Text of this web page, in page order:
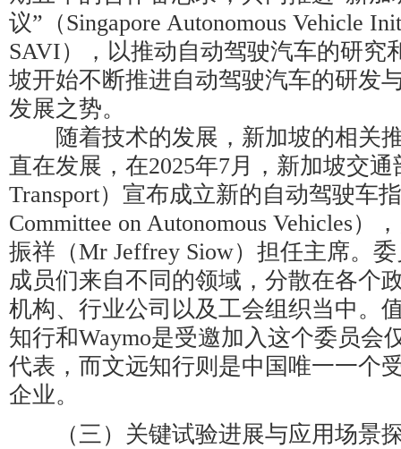
议”（Singapore Autonomous Vehicle
SAVI），以推动自动驾驶汽车的研究
坡开始不断推进自动驾驶汽车的研发
发展之势。
随着技术的发展，新加坡的相关
直在发展，在2025年7月，新加坡交
Transport）宣布成立新的自动驾驶车
Committee on Autonomous Vehicles）
振祥（Mr Jeffrey Siow）担任主席。
成员们来自不同的领域，分散在各个
机构、行业公司以及工会组织当中。
知行和Waymo是受邀加入这个委员会
代表，而文远知行则是中国唯一一个
企业。
（三）关键试验进展与应用场景